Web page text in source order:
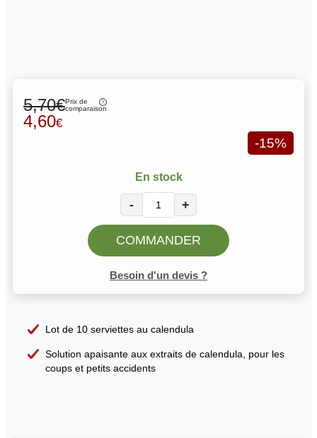
5,70€Prix de
comparaison
4,60€
-15%
En stock
- +
COMMANDER
Besoin d'un devis ?
Lot de 10 serviettes au calendula
Solution apaisante aux extraits de calendula, pour les
coups et petits accidents